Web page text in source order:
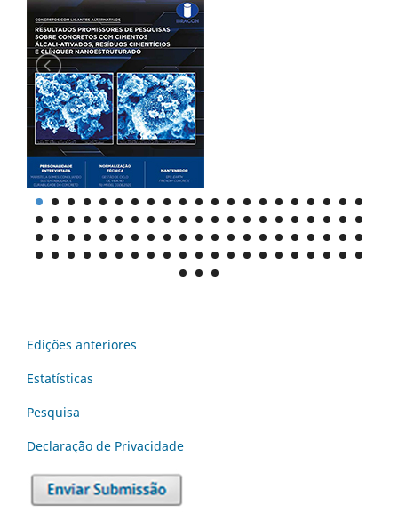
Edições anteriores
Estatísticas
Pesquisa
Declaraç˜ão de Privacidade